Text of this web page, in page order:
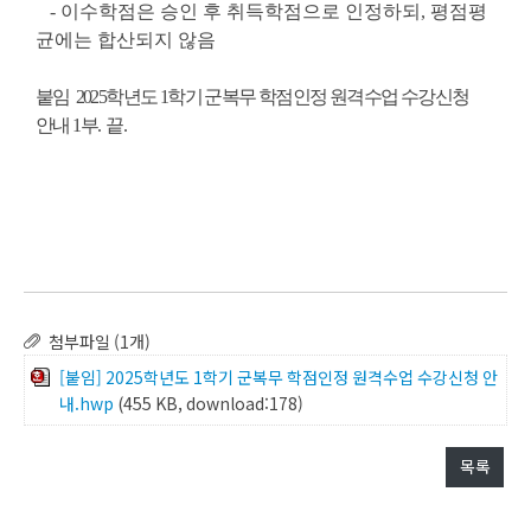
- 이수학점은 승인 후 취득학점으로 인정하되, 평점평
균에는 합산되지 않음
붙임 2025학년도 1학기 군복무 학점인정 원격수업 수강신청
안내 1부. 끝.
첨부파일 (1개)
[붙임] 2025학년도 1학기 군복무 학점인정 원격수업 수강신청 안
내.hwp (455 KB, download:178)
목록